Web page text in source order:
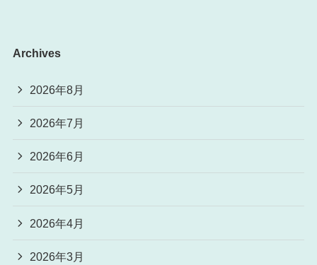
Archives
2026年8月
2026年7月
2026年6月
2026年5月
2026年4月
2026年3月